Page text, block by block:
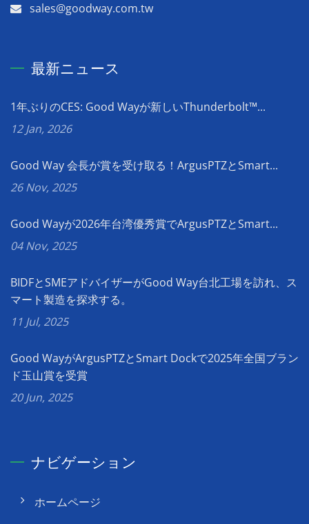
sales@goodway.com.tw
最新ニュース
1年ぶりのCES: Good Wayが新しいThunderbolt™...
12 Jan, 2026
Good Way 会長が賞を受け取る！ArgusPTZとSmart...
26 Nov, 2025
Good Wayが2026年台湾優秀賞でArgusPTZとSmart...
04 Nov, 2025
BIDFとSMEアドバイザーがGood Way台北工場を訪れ、ス
マート製造を探求する。
11 Jul, 2025
Good WayがArgusPTZとSmart Dockで2025年全国ブラン
ド玉山賞を受賞
20 Jun, 2025
ナビゲーション
ホームページ